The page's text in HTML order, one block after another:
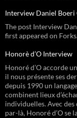
Interview Daniel Boeri
The post Interview
first appeared on
Honorè d’O Interview
Honoré d’O accorde
il nous présente ses
depuis 1990 un
combinent lieux
individuelles. Avec
par-là, Honoré d’O se